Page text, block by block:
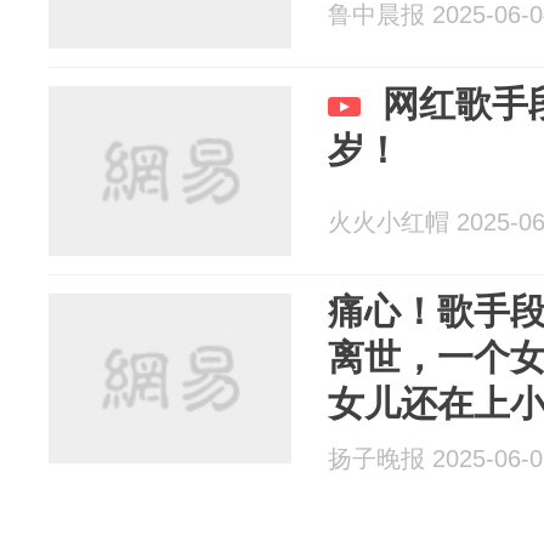
鲁中晨报 2025-06-
网红歌手
岁！
火火小红帽 2025-
痛心！歌手
离世，一个
女儿还在上
扬子晚报 2025-06-